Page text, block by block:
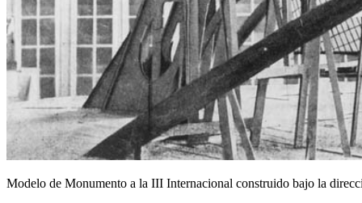
Modelo de Monumento a la III Internacional construido bajo la